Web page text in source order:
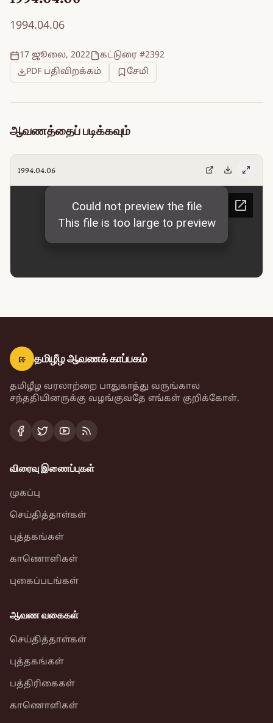
1994.04.06
17 ஜூலை, 2022
கட்டுரை #2392
PDF பதிவிறக்கம்
சேமி
ஆவணத்தைப் படிக்கவும்
1994.04.06
ஈ தமிழீழ ஆவணக் காப்பகம்
தமிழீழ வரலாற்றை பாதுகாத்து வருங்கால
சந்ததியினருக்கு வழங்குவதே எங்கள் குறிக்கோள்.
விரைவு இணைப்புகள்
முகப்பு
செய்தித்தாள்கள்
புத்தகங்கள்
காணொளிகள்
புகைப்படங்கள்
ஆவண வகைகள்
செய்தித்தாள்கள்
புத்தகங்கள்
பத்திரிகைகள்
காணொளிகள்